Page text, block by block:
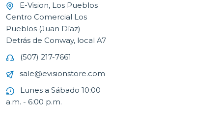
E-Vision, Los Pueblos
Centro Comercial Los
Pueblos (Juan Díaz)
Detrás de Conway, local A7
(507) 217-7661
sale@evisionstore.com
Lunes a Sábado 10:00
a.m. - 6:00 p.m.